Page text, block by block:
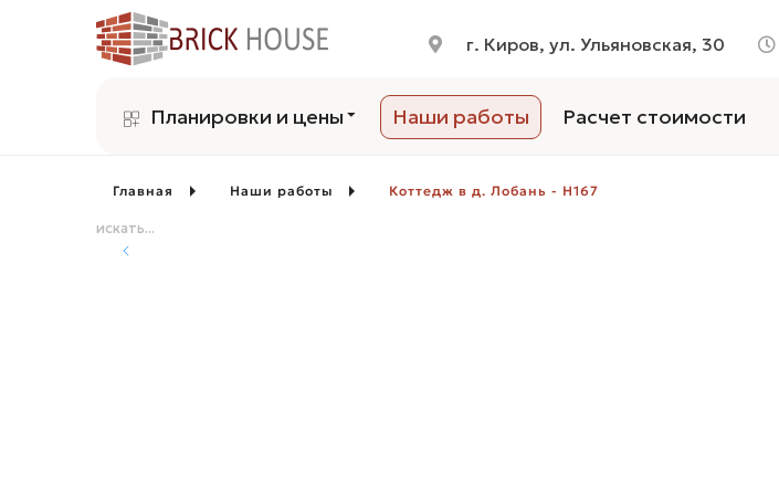
г. Киров, ул. Ульяновская, 30
Планировки и цены Наши работы Расчет стоимости
Главная Наши работы Коттедж в д. Лобань - H167